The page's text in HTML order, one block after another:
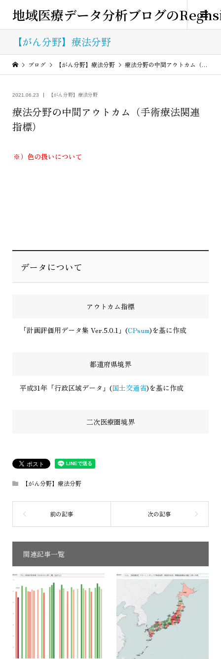
地域医療データ分析ブログの
【がん分野】療法分野
ブログ 【がん分野】療法分野 療法分野の中間アウトカム（手術療法関連指標）
2021.06.23 【がん分野】療法分野
療法分野の中間アウトカム（手術療法関連
指標）
※）色の扱いについて
データについて
アウトカム指標
「計画評価用データ集 Ver.5.0.1」(CPsum)を基に作成
都道府県境界
平成31年「行政区域データ」(国土交通省)を基に作成
二次医療圏境界
【がん分野】療法分野
関連記事一覧